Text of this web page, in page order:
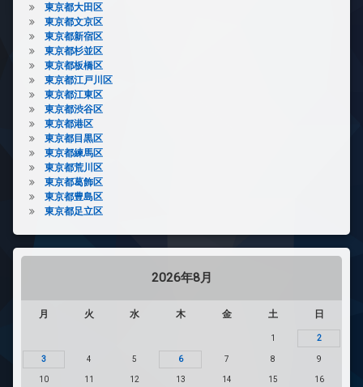
東京都大田区
東京都文京区
東京都新宿区
東京都杉並区
東京都板橋区
東京都江戸川区
東京都江東区
東京都渋谷区
東京都港区
東京都目黒区
東京都練馬区
東京都荒川区
東京都葛飾区
東京都豊島区
東京都足立区
2026年8月
月 火 水 木 金 土 日
1 2
3 4 5 6 7 8 9
10 11 12 13 14 15 16